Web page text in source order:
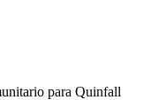
para Quinfall